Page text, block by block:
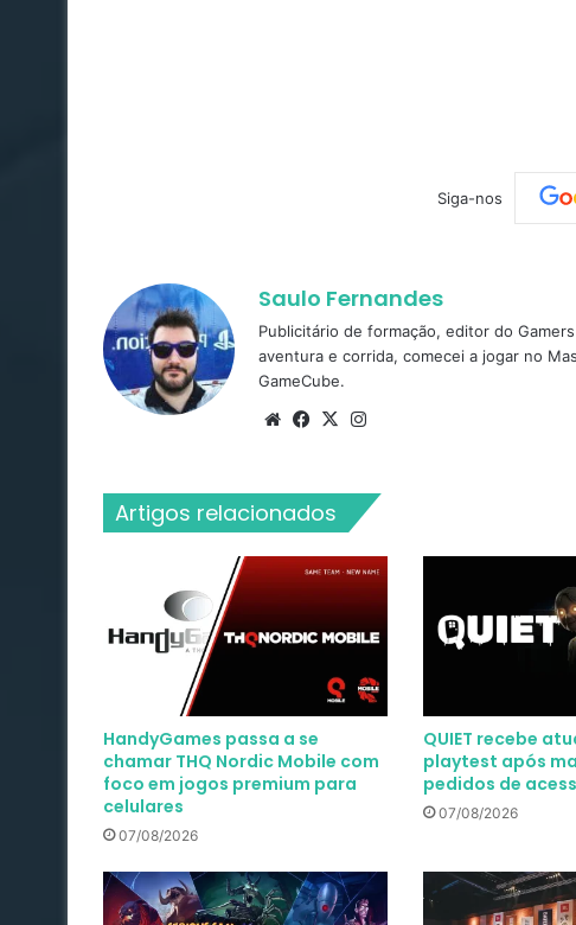
Siga-nos
Saulo Fernandes
Publicitário de formação, editor do
aventura e corrida, comecei a jogar no
GameCube.
WebsiteFacebook
X
Artigos relacionados
HandyGames passa a se
chamar THQ Nordic Mobile com
foco em jogos premium para
celulares
07/08/2026
QUIET recebe
playtest após
pedidos de
07/08/2026